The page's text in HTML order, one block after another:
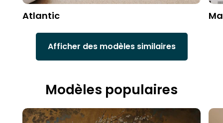
Atlantic
Afficher des modèles similaires
Modèles populaires